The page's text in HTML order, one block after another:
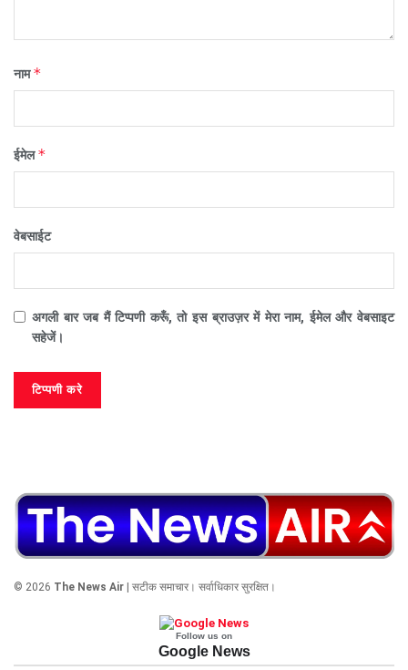
नाम*
ईमेल*
वेबसाईट
अगली बार जब मैं टिप्पणी करूँ, तो इस ब्राउज़र में मेरा नाम, ईमेल और वेबसाइट
सहेजें।
© 2026 The News Air | सटीक समाचार। सर्वाधिकार सुरक्षित।
Follow us on
Google News